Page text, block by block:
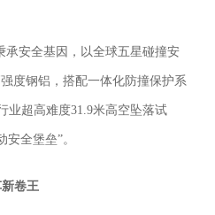
承安全基因，以全球五星碰撞安
度钢铝，搭配一体化防撞保护系
业超高难度31.9米高空坠落试
全堡垒”。
卷王